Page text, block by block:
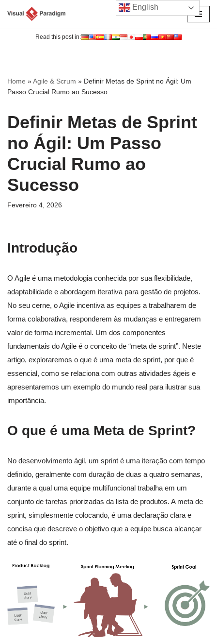
Read this post in:
Home »Agile & Scrum » Definir Metas de Sprint no Ágil: Um
Passo Crucial Rumo ao Sucesso
Definir Metas de Sprint
no Ágil: Um Passo
Crucial Rumo ao
Sucesso
Fevereiro 4, 2026
Introdução
O Agile é uma metodologia conhecida por sua flexibilidade,
adaptabilidade e abordagem iterativa para gestão de projetos.
No seu cerne, o Agile incentiva as equipes a trabalharem de
forma colaborativa, responderem às mudanças e entregarem
valor de forma incremental. Um dos componentes
fundamentais do Agile é o conceito de “meta de sprint”. Neste
artigo, exploraremos o que é uma meta de sprint, por que é
essencial, como se relaciona com outras atividades ágeis e
apresentaremos um exemplo do mundo real para ilustrar sua
importância.
O que é uma Meta de Sprint?
No desenvolvimento ágil, um sprint é uma iteração com tempo
definido, geralmente com duração de duas a quatro semanas,
durante a qual uma equipe multifuncional trabalha em um
conjunto de tarefas priorizadas da lista de produtos. A meta de
sprint, simplesmente colocando, é uma declaração clara e
concisa que descreve o objetivo que a equipe busca alcançar
até o final do sprint.
English